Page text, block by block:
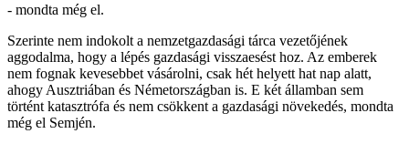
- mondta még el.
Szerinte nem indokolt a nemzetgazdasági tárca vezetőjének
aggodalma, hogy a lépés gazdasági visszaesést hoz. Az emberek
nem fognak kevesebbet vásárolni, csak hét helyett hat nap alatt,
ahogy Ausztriában és Németországban is. E két államban sem
történt katasztrófa és nem csökkent a gazdasági növekedés, mondta
még el Semjén.